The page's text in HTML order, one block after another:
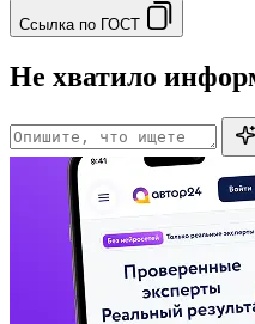
Ссылка по ГОСТ
Не хватило